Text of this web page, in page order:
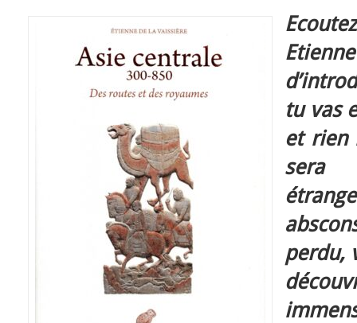
tu vas
et rien
sera
perdu,